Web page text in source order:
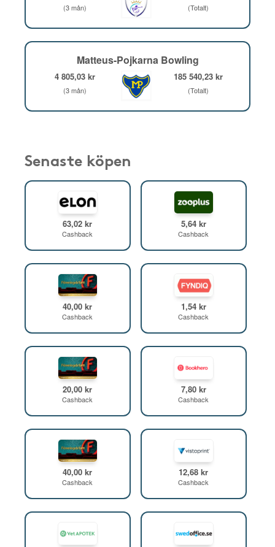
(3 mån) (Totalt)
Matteus-Pojkarna Bowling
4 805,03 kr
(3 mån)
185 540,23 kr
(Totalt)
Senaste köpen
63,02 kr
Cashback
5,64 kr
Cashback
40,00 kr
Cashback
1,54 kr
Cashback
20,00 kr
Cashback
7,80 kr
Cashback
40,00 kr
Cashback
12,68 kr
Cashback